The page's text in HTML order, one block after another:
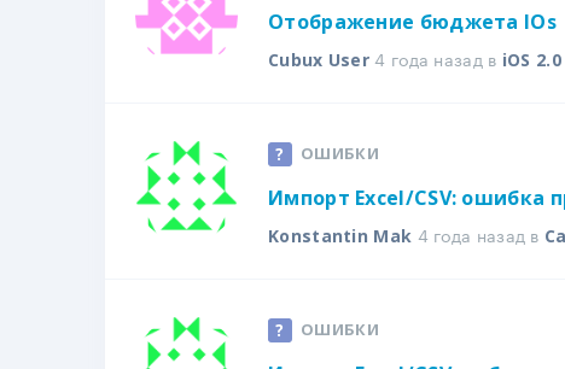
Отображение бюджета IOs
Cubux User 4 года назад в iOS 2.0
ОШИБКИ
Импорт Excel/CSV: ошибка
Konstantin Mak 4 года назад в
ОШИБКИ